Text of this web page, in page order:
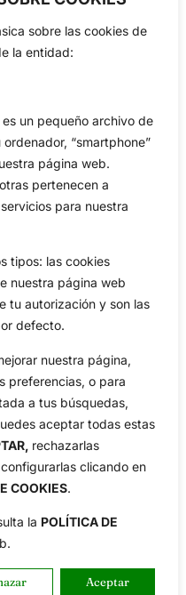
sobre las cookies de
la entidad:
un pequeño archivo de
“smartphone”
página web.
pertenecen a
para nuestra
tipos: las cookies
nuestra página web
tu autorización y son las
defecto.
nuestra página,
preferencias, o para
a tus búsquedas,
aceptar todas estas
rechazarlas
clicando en
COOKIES.
la POLÍTICA DE
Aceptar
Cup, DP World Tour, LPGA
Ryder Cup
Reglas
Vídeos
De Interés
porTecnoQuatre